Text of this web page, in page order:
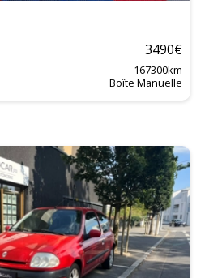
3490€
167300km
Boîte Manuelle